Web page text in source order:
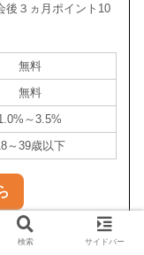
後３ヵ月ポイント10
無料
無料
～3.5%
～39歳以下
検索 サイドバー